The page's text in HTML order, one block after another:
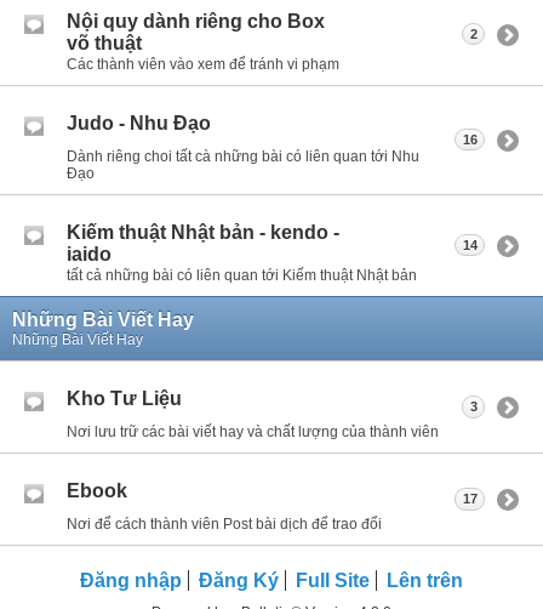
Nội quy dành riêng cho Box
võ thuật
Các thành viên vào xem để tránh vi phạm
2
Judo - Nhu Đạo
Dành riêng choi tất cà những bài có liên quan tới Nhu
Đạo
16
Kiếm thuật Nhật bản - kendo -
iaido
tất cả những bài có liên quan tới Kiếm thuật Nhật bản
14
Những Bài Viết Hay
Những Bài Viết Hay
Kho Tư Liệu
Nơi lưu trữ các bài viết hay và chất lượng của thành viên
3
Ebook
Nơi để cách thành viên Post bài dịch để trao đổi
17
Đăng nhập Đăng Ký Full Site Lên trên